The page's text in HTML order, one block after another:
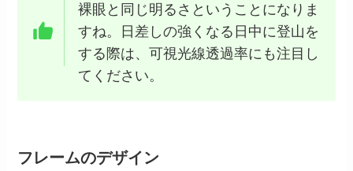
裸眼と同じ明るさということになりま
すね。日差しの強くなる日中に登山を
する際は、可視光線透過率にも注目し
てください。
フレームのデザイン